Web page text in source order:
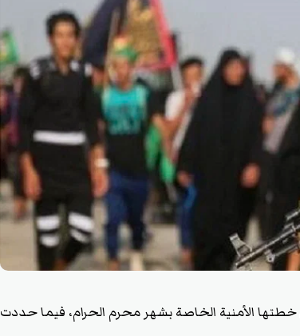
خطتها الأمنية الخاصة بشهر محرم الحرام، فيما حددت